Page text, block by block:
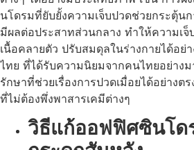
นโดรมที่ยับยั้งความเจ็บปวดช่วยกระตุ้น
มีผลต่อประสาทส่วนกลาง ทำให้ความเ
เนื้อคลายตัว ปรับสมดุลในร่างกายได้อย่
ไทย ที่ได้รับความนิยมจากคนไทยอย่างม
รักษาที่ช่วยเรื่องการปวดเมื่อยได้อย่างต
ที่ไม่ต้องพึ่งพาสารเคมีต่างๆ
วิธีแก้ออฟฟิศซินโด